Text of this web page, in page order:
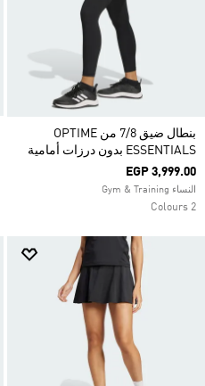
بنطال ضيق 7/8 من OPTIME
ESSENTIALS بدون درزات أمامية
EGP 3,999.00
النساء Gym & Training
2 Colours